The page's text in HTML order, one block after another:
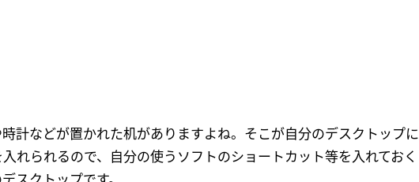
計などが置かれた机がありますよね。そこが自分のデスクトップに
れられるので、自分の使うソフトのショートカット等を入れておく